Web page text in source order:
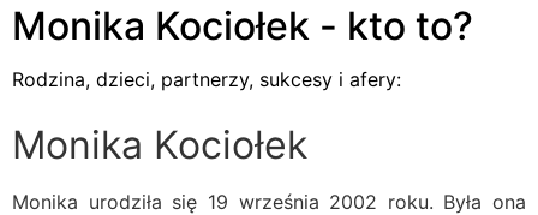
Monika Kociołek - kto to?
Rodzina, dzieci, partnerzy, sukcesy i afery:
Monika Kociołek
Monika urodziła się 19 września 2002 roku. Była ona